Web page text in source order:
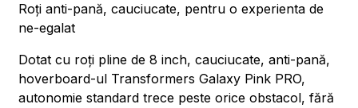
Roți anti-pană, cauciucate, pentru o experienta de
ne-egalat
Dotat cu roți pline de 8 inch, cauciucate, anti-pană,
hoverboard-ul Transformers Galaxy Pink PRO,
autonomie standard trece peste orice obstacol, fără